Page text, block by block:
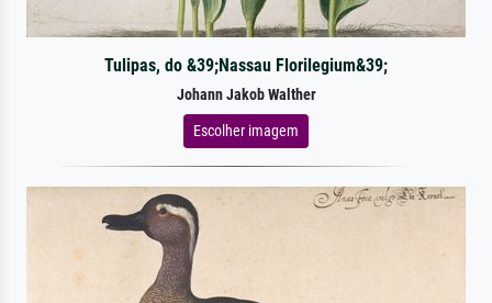
Tulipas, do &39;Nassau Florilegium&39;
Johann Jakob Walther
Escolher imagem